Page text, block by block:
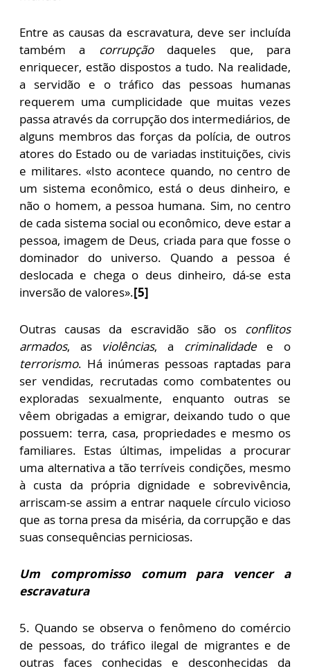
Entre as causas da escravatura, deve ser incluída
também a corrupçãodaqueles que, para
enriquecer, estão dispostos a tudo. Na realidade,
a servidão e o tráfico das pessoas humanas
requerem uma cumplicidade que muitas vezes
passa através da corrupção dos intermediários, de
alguns membros das forças da polícia, de outros
atores do Estado ou de variadas instituições, civis
e militares. «Isto acontece quando, no centro de
um sistema econômico, está o deus dinheiro, e
não o homem, a pessoa humana. Sim, no centro
de cada sistema social ou econômico, deve estar a
pessoa, imagem de Deus, criada para que fosse o
dominador do universo. Quando a pessoa é
deslocada e chega o deus dinheiro, dá-se esta
inversão de valores».[5]
Outras causas da escravidão são os conflitos
armados, as violências, a criminalidadee o
terrorismo. Há inúmeras pessoas raptadas para
ser vendidas, recrutadas como combatentes ou
exploradas sexualmente, enquanto outras se
vêem obrigadas a emigrar, deixando tudo o que
possuem: terra, casa, propriedades e mesmo os
familiares. Estas últimas, impelidas a procurar
uma alternativa a tão terríveis condições, mesmo
à custa da própria dignidade e sobrevivência,
arriscam-se assim a entrar naquele círculo vicioso
que as torna presa da miséria, da corrupção e das
suas consequências perniciosas.
Um compromisso comum para vencer a
escravatura
5. Quando se observa o fenômeno do comércio
de pessoas, do tráfico ilegal de migrantes e de
outras faces conhecidas e desconhecidas da